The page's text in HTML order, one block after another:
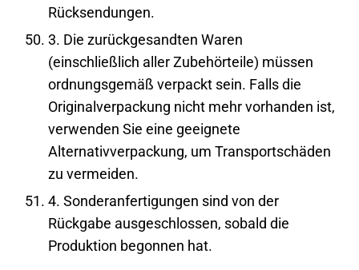
Rücksendungen.
3. Die zurückgesandten Waren
(einschließlich aller Zubehörteile) müssen
ordnungsgemäß verpackt sein. Falls die
Originalverpackung nicht mehr vorhanden ist,
verwenden Sie eine geeignete
Alternativverpackung, um Transportschäden
zu vermeiden.
4. Sonderanfertigungen sind von der
Rückgabe ausgeschlossen, sobald die
Produktion begonnen hat.